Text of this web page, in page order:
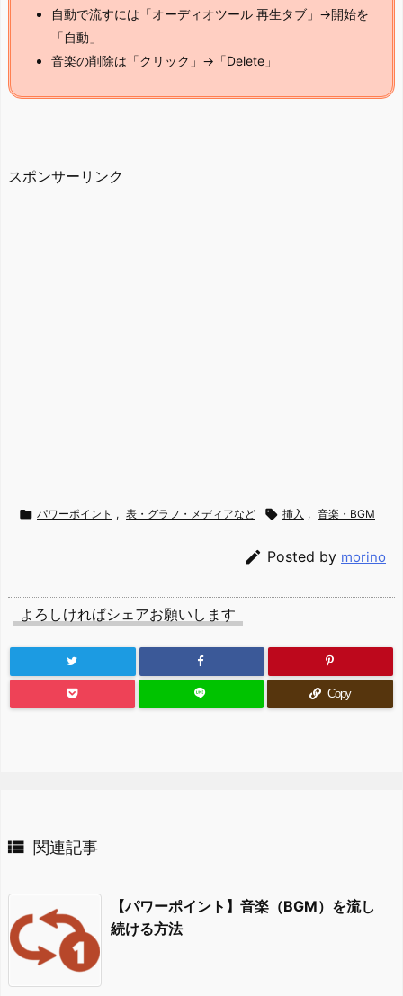
自動で流すには「オーディオツール 再生タブ」→開始を
「自動」
音楽の削除は「クリック」→「Delete」
スポンサーリンク
 パワーポイント , 表・グラフ・メディアなど  挿入 , 音楽・BGM
 Posted by morino
よろしければシェアお願いします
Copy
 関連記事
【パワーポイント】音楽（BGM）を流し
続ける方法